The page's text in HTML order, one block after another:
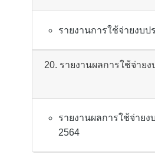
รายงานการใช้จ่ายงบ
20. รายงานผลการใช้จ่าย
รายงานผลการใช้จ่าย
2564